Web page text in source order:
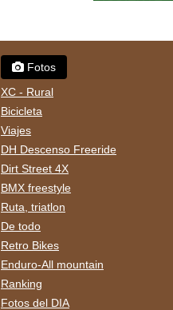
Fotos
XC - Rural
Bicicleta
Viajes
DH Descenso Freeride
Dirt Street 4X
BMX freestyle
Ruta, triatlon
De todo
Retro Bikes
Enduro-All mountain
Ranking
Fotos del DIA